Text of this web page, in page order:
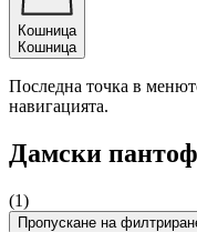
Кошница
Кошница
Последна точка в
навигацията.
Дамски
(1)
Пропускане на